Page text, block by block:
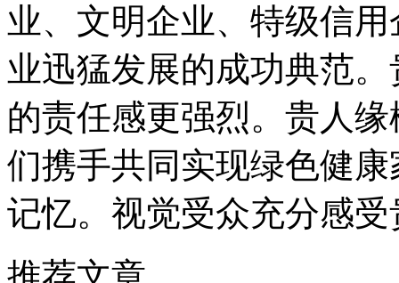
业、文明企业、特级信
业迅猛发展的成功典范
的责任感更强烈。贵人
们携手共同实现绿色健
记忆。视觉受众充分感
推荐文章